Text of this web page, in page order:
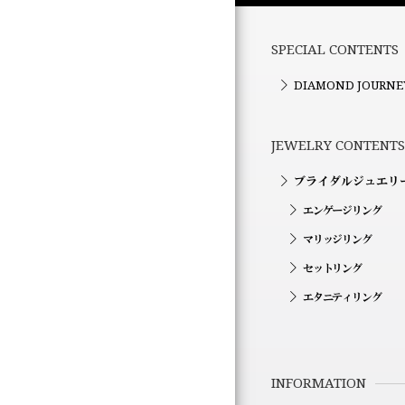
JEWELRY CONTENTS
ブライダルジュエリ
エンゲージリング
マリッジリング
セットリング
エタニティリング
INFORMATION
SPECIAL CONTENTS
DIAMOND